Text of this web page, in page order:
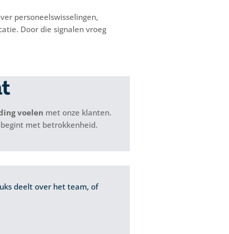
personeelswisselingen,
Door die signalen vroeg
voelen met onze klanten.
met betrokkenheid.
deelt over het team, of